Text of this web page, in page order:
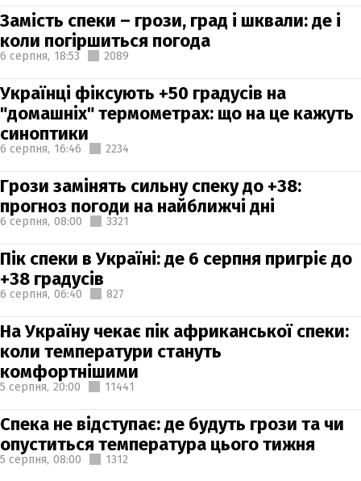
Замість спеки – грози, град і шквали: де і
коли погіршиться погода
6 серпня, 18:53 2089
Українці фіксують +50 градусів на
"домашніх" термометрах: що на це кажуть
синоптики
6 серпня, 16:46 2234
Грози замінять сильну спеку до +38:
прогноз погоди на найближчі дні
6 серпня, 08:00 3321
Пік спеки в Україні: де 6 серпня пригріє до
+38 градусів
6 серпня, 06:40 827
На Україну чекає пік африканської спеки:
коли температури стануть
комфортнішими
5 серпня, 20:00 11441
Спека не відступає: де будуть грози та чи
опуститься температура цього тижня
5 серпня, 08:00 1312